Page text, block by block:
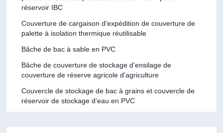
réservoir IBC
Couverture de cargaison d'expédition de couverture de
palette à isolation thermique réutilisable
Bâche de bac à sable en PVC
Bâche de couverture de stockage d'ensilage de
couverture de réserve agricole d'agriculture
Couvercle de stockage de bac à grains et couvercle de
réservoir de stockage d'eau en PVC